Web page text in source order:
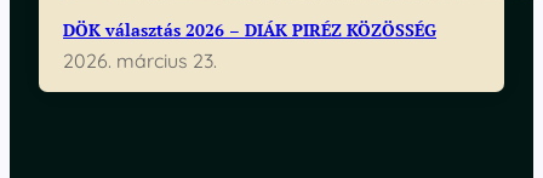
DÖK választás 2026 – DIÁK PIRÉZ KÖZÖSSÉG
2026. március 23.